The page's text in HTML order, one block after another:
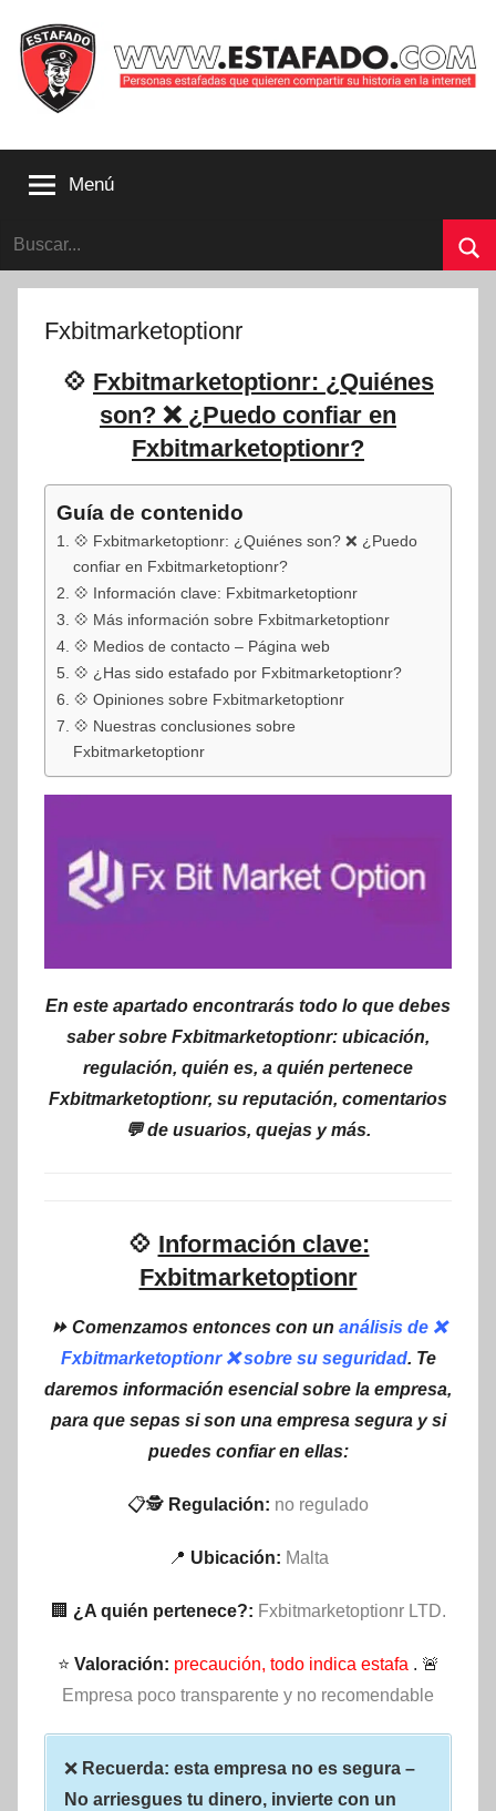
contenido
que
compartir
su
internet
Estafado.com
Menú
Buscar:
Fxbitmarketoptionr
💠 Fxbitmarketoptionr: ¿Quiénes
son? ❌ ¿Puedo confiar en
Fxbitmarketoptionr?
Guía de contenido
💠 Fxbitmarketoptionr: ¿Quiénes son? ❌ ¿Puedo
confiar en Fxbitmarketoptionr?
💠 Información clave: Fxbitmarketoptionr
💠 Más información sobre Fxbitmarketoptionr
💠 Medios de contacto – Página web
💠 ¿Has sido estafado por Fxbitmarketoptionr?
💠 Opiniones sobre Fxbitmarketoptionr
💠 Nuestras conclusiones sobre
Fxbitmarketoptionr
En este apartado encontrarás todo lo que debes
saber sobre Fxbitmarketoptionr: ubicación,
regulación, quién es, a quién pertenece
Fxbitmarketoptionr, su reputación, comentarios
💬 de usuarios, quejas y más.
💠 Información clave:
Fxbitmarketoptionr
⏩ Comenzamos entonces con un análisis de ❌
Fxbitmarketoptionr ❌ sobre su seguridad. Te
daremos información esencial sobre la empresa,
para que sepas si son una empresa segura y si
puedes confiar en ellas:
📋🕵 Regulación: no regulado
📍 Ubicación: Malta
🏢 ¿A quién pertenece?: Fxbitmarketoptionr LTD.
⭐ Valoración: precaución, todo indica estafa . 🚨
Empresa poco transparente y no recomendable
❌ Recuerda: esta empresa no es segura –
No arriesgues tu dinero, invierte con un